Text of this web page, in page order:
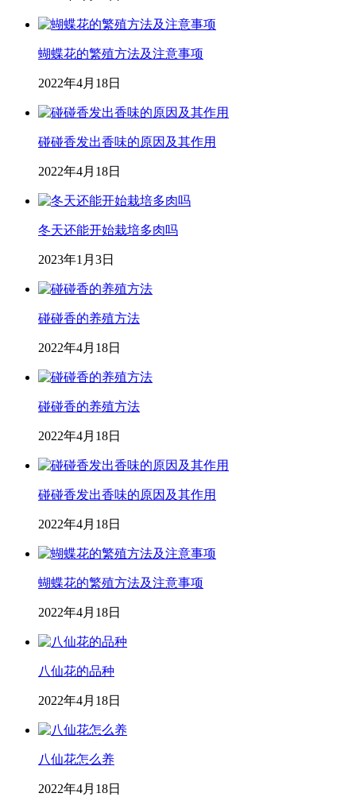
蝴蝶花的繁殖方法及注意事项
2022年4月18日
碰碰香发出香味的原因及其作用
2022年4月18日
冬天还能开始栽培多肉吗
2023年1月3日
碰碰香的养殖方法
2022年4月18日
碰碰香的养殖方法
2022年4月18日
碰碰香发出香味的原因及其作用
2022年4月18日
蝴蝶花的繁殖方法及注意事项
2022年4月18日
八仙花的品种
2022年4月18日
八仙花怎么养
2022年4月18日